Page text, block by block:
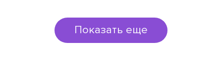
Показать еще